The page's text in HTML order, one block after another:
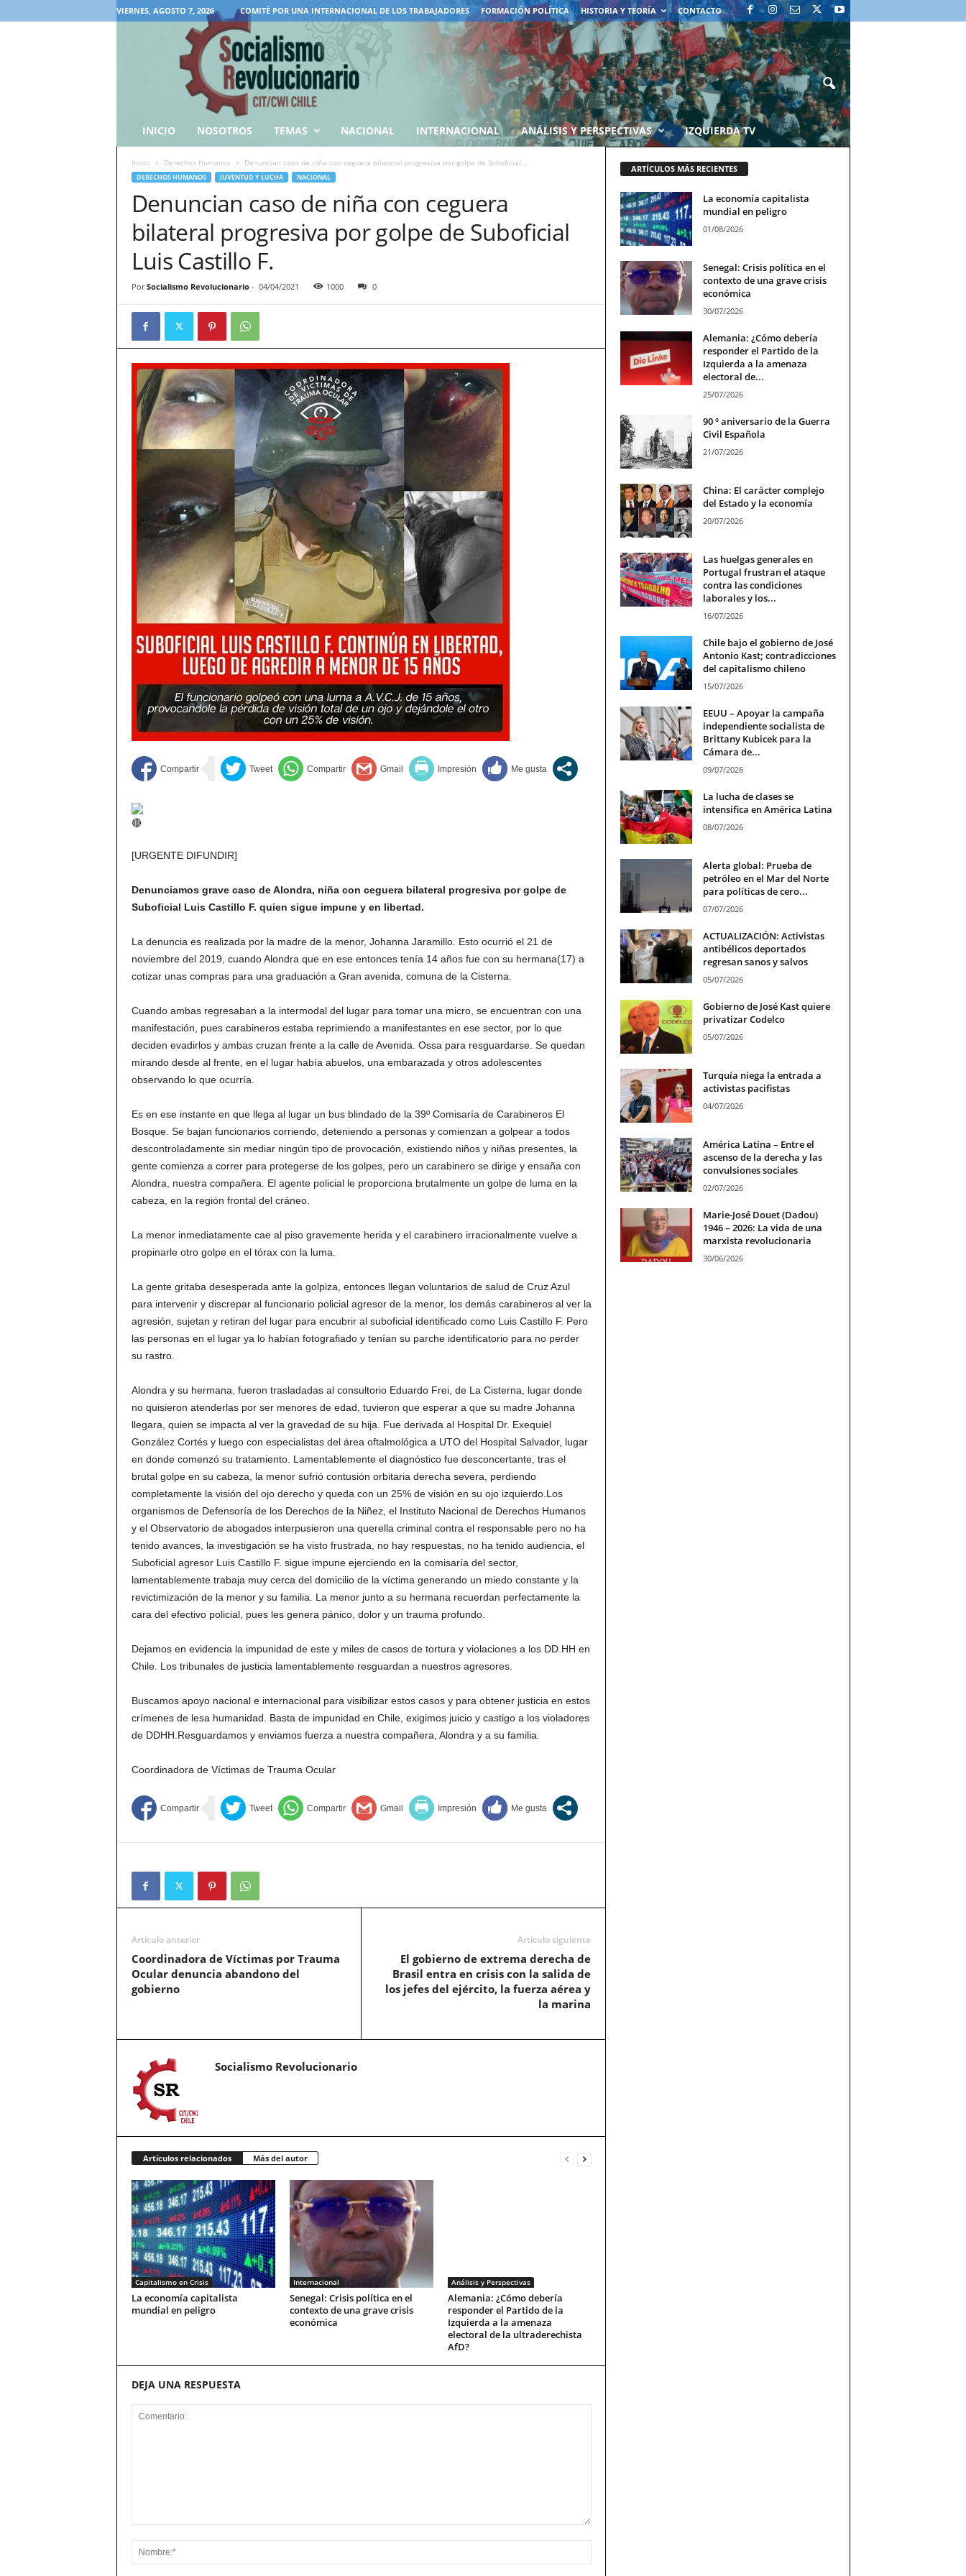
VIERNES, AGOSTO 7, 2026 COMITÉ POR UNA INTERNACIONAL DE LOS TRABAJADORES FORMACIÓN POLÍTICA HISTORIA Y TEORÍA CONTACTO
INICIO NOSOTROS TEMAS NACIONAL INTERNACIONAL ANÁLISIS Y PERSPECTIVAS IZQUIERDA TV
Inicio Derechos Humanos Denuncian caso de niña con ceguera bilateral progresiva por golpe de Suboficial...
DERECHOS HUMANOS JUVENTUD Y LUCHA NACIONAL
Denuncian caso de niña con ceguera
bilateral progresiva por golpe de Suboficial
Luis Castillo F.
Por Socialismo Revolucionario- 04/04/2021 1000 0
[URGENTE DIFUNDIR]
Denunciamos grave caso de Alondra, niña con ceguera bilateral progresiva por golpe de
Suboficial Luis Castillo F. quien sigue impune y en libertad.
La denuncia es realizada por la madre de la menor, Johanna Jaramillo. Esto ocurrió el 21 de
noviembre del 2019, cuando Alondra que en ese entonces tenía 14 años fue con su hermana(17) a
cotizar unas compras para una graduación a Gran avenida, comuna de la Cisterna.
Cuando ambas regresaban a la intermodal del lugar para tomar una micro, se encuentran con una
manifestación, pues carabineros estaba reprimiendo a manifestantes en ese sector, por lo que
deciden evadirlos y ambas cruzan frente a la calle de Avenida. Ossa para resguardarse. Se quedan
mirando desde al frente, en el lugar había abuelos, una embarazada y otros adolescentes
observando lo que ocurría.
Es en ese instante en que llega al lugar un bus blindado de la 39º Comisaría de Carabineros El
Bosque. Se bajan funcionarios corriendo, deteniendo a personas y comienzan a golpear a todos
descontroladamente sin mediar ningún tipo de provocación, existiendo niños y niñas presentes, la
gente comienza a correr para protegerse de los golpes, pero un carabinero se dirige y ensaña con
Alondra, nuestra compañera. El agente policial le proporciona brutalmente un golpe de luma en la
cabeza, en la región frontal del cráneo.
La menor inmediatamente cae al piso gravemente herida y el carabinero irracionalmente vuelve a
propinarle otro golpe en el tórax con la luma.
La gente gritaba desesperada ante la golpiza, entonces llegan voluntarios de salud de Cruz Azul
para intervenir y discrepar al funcionario policial agresor de la menor, los demás carabineros al ver la
agresión, sujetan y retiran del lugar para encubrir al suboficial identificado como Luis Castillo F. Pero
las personas en el lugar ya lo habían fotografiado y tenían su parche identificatorio para no perder
su rastro.
Alondra y su hermana, fueron trasladadas al consultorio Eduardo Frei, de La Cisterna, lugar donde
no quisieron atenderlas por ser menores de edad, tuvieron que esperar a que su madre Johanna
llegara, quien se impacta al ver la gravedad de su hija. Fue derivada al Hospital Dr. Exequiel
González Cortés y luego con especialistas del área oftalmológica a UTO del Hospital Salvador, lugar
en donde comenzó su tratamiento. Lamentablemente el diagnóstico fue desconcertante, tras el
brutal golpe en su cabeza, la menor sufrió contusión orbitaria derecha severa, perdiendo
completamente la visión del ojo derecho y queda con un 25% de visión en su ojo izquierdo.Los
organismos de Defensoría de los Derechos de la Niñez, el Instituto Nacional de Derechos Humanos
y el Observatorio de abogados interpusieron una querella criminal contra el responsable pero no ha
tenido avances, la investigación se ha visto frustrada, no hay respuestas, no ha tenido audiencia, el
Suboficial agresor Luis Castillo F. sigue impune ejerciendo en la comisaría del sector,
lamentablemente trabaja muy cerca del domicilio de la víctima generando un miedo constante y la
revictimización de la menor y su familia. La menor junto a su hermana recuerdan perfectamente la
cara del efectivo policial, pues les genera pánico, dolor y un trauma profundo.
Dejamos en evidencia la impunidad de este y miles de casos de tortura y violaciones a los DD.HH en
Chile. Los tribunales de justicia lamentablemente resguardan a nuestros agresores.
Buscamos apoyo nacional e internacional para visibilizar estos casos y para obtener justicia en estos
crímenes de lesa humanidad. Basta de impunidad en Chile, exigimos juicio y castigo a los violadores
de DDHH.Resguardamos y enviamos fuerza a nuestra compañera, Alondra y a su familia.
Coordinadora de Víctimas de Trauma Ocular
Artículo anterior
Coordinadora de Víctimas por Trauma
Ocular denuncia abandono del
gobierno
Artículo siguiente
El gobierno de extrema derecha de
Brasil entra en crisis con la salida de
los jefes del ejército, la fuerza aérea y
la marina
Socialismo Revolucionario
Artículos relacionados Más del autor
Capitalismo en Crisis
La economía capitalista
mundial en peligro
Internacional
Senegal: Crisis política en el
contexto de una grave crisis
económica
Análisis y Perspectivas
Alemania: ¿Cómo debería
responder el Partido de la
Izquierda a la amenaza
electoral de la ultraderechista
AfD?
DEJA UNA RESPUESTA
ARTÍCULOS MÁS RECIENTES
La economía capitalista
mundial en peligro
01/08/2026
Senegal: Crisis política en el
contexto de una grave crisis
económica
30/07/2026
Alemania: ¿Cómo debería
responder el Partido de la
Izquierda a la amenaza
electoral de...
25/07/2026
90 º aniversario de la Guerra
Civil Española
21/07/2026
China: El carácter complejo
del Estado y la economía
20/07/2026
Las huelgas generales en
Portugal frustran el ataque
contra las condiciones
laborales y los...
16/07/2026
Chile bajo el gobierno de José
Antonio Kast; contradicciones
del capitalismo chileno
15/07/2026
EEUU – Apoyar la campaña
independiente socialista de
Brittany Kubicek para la
Cámara de...
09/07/2026
La lucha de clases se
intensifica en América Latina
08/07/2026
Alerta global: Prueba de
petróleo en el Mar del Norte
para políticas de cero...
07/07/2026
ACTUALIZACIÓN: Activistas
antibélicos deportados
regresan sanos y salvos
05/07/2026
Gobierno de José Kast quiere
privatizar Codelco
05/07/2026
Turquía niega la entrada a
activistas pacifistas
04/07/2026
América Latina – Entre el
ascenso de la derecha y las
convulsiones sociales
02/07/2026
Marie-José Douet (Dadou)
1946 – 2026: La vida de una
marxista revolucionaria
30/06/2026